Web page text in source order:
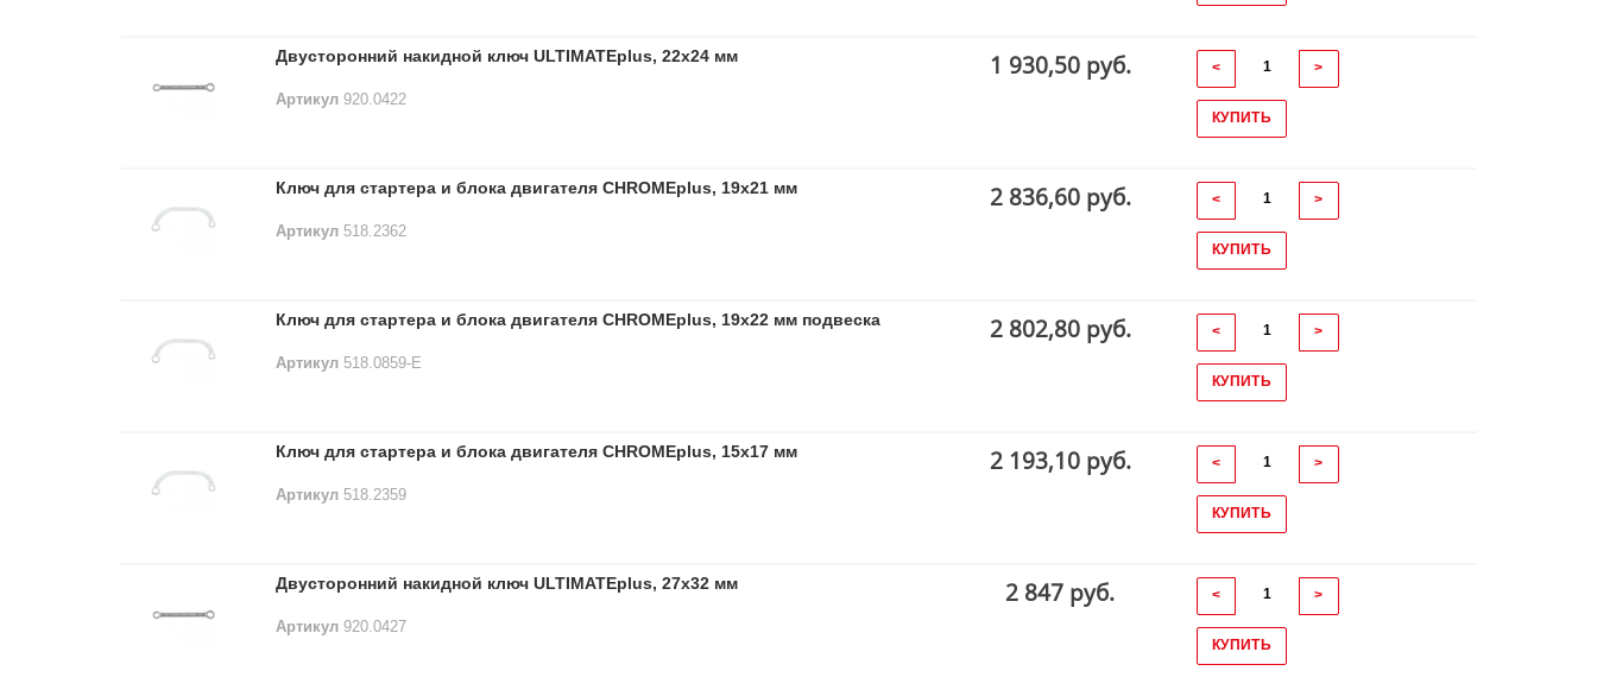
Двусторонний накидной ключ ULTIMATEplus, 22x24 мм
Артикул 920.0422
1 930,50 руб. < >
КУПИТЬ
Ключ для стартера и блока двигателя CHROMEplus, 19x21 мм
Артикул 518.2362
2 836,60 руб. < >
КУПИТЬ
Ключ для стартера и блока двигателя CHROMEplus, 19х22 мм подвеска
Артикул 518.0859-E
2 802,80 руб. < >
КУПИТЬ
Ключ для стартера и блока двигателя CHROMEplus, 15x17 мм
Артикул 518.2359
2 193,10 руб. < >
КУПИТЬ
Двусторонний накидной ключ ULTIMATEplus, 27х32 мм
Артикул 920.0427
2 847 руб. < >
КУПИТЬ